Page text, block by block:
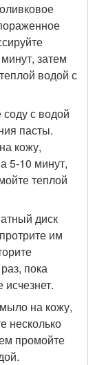
затем
водой с
с водой
пасты.
кожу,
5-10 минут,
теплой
диск
им
пока
исчезнет.
на кожу,
несколько
промойте